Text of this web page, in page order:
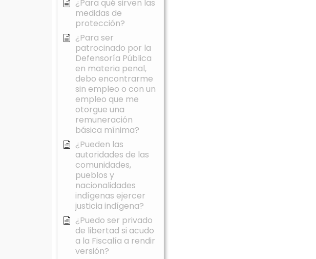
¿Para qué sirven las
medidas de
protección?
¿Para ser
patrocinado por la
Defensoría Pública
en materia penal,
debo encontrarme
sin empleo o con un
empleo que me
otorgue una
remuneración
básica mínima?
¿Pueden las
autoridades de las
comunidades,
pueblos y
nacionalidades
indígenas ejercer
justicia indígena?
¿Puedo ser privado
de libertad si acudo
a la Fiscalía a rendir
versión?